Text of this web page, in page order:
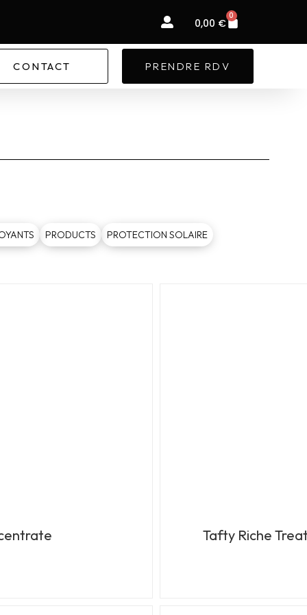
0,00 €
0
CONTACT PRENDRE RDV
PRODUCTS PROTECTION SOLAIRE
Tafty Riche